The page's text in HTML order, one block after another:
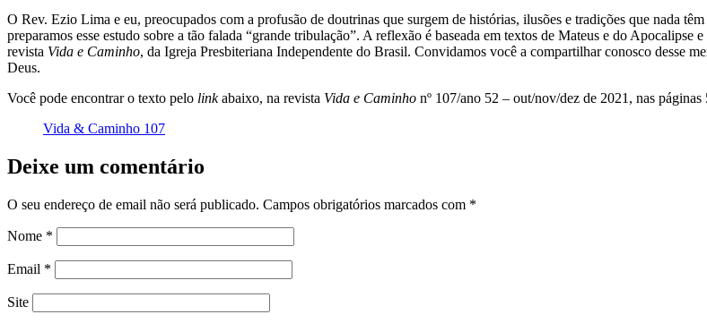
O Rev. Ezio Lima e eu, preocupados com a profusão de doutrinas que surgem de histórias, ilusões e tradições que nada
preparamos esse estudo sobre a tão falada “grande tribulação”. A reflexão é baseada em textos de Mateus e do Apocalipse
revista Vida e Caminho, da Igreja Presbiteriana Independente do Brasil. Convidamos você a compartilhar conosco desse
Deus.
Você pode encontrar o texto pelo linkabaixo, na revista Vida e Caminho nº 107/ano 52 – out/nov/dez de 2021, nas páginas
Vida & Caminho 107
Deixe um comentário
O seu endereço de email não será publicado. Campos obrigatórios marcados com *
Nome *
Email *
Site